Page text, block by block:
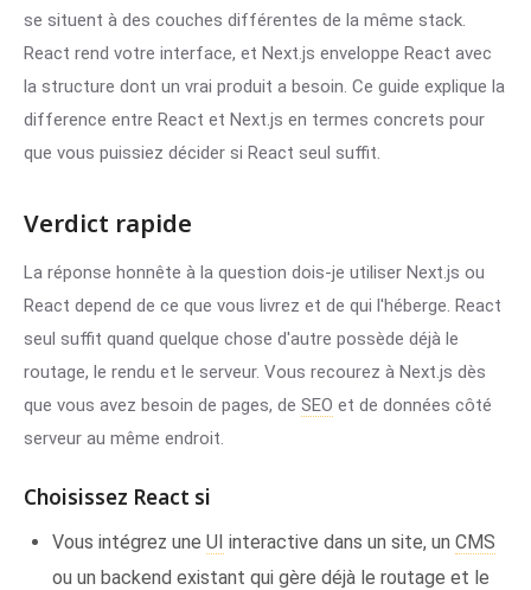
se situent à des couches différentes de la même stack.
React rend votre interface, et Next.js enveloppe React avec
la structure dont un vrai produit a besoin. Ce guide explique la
difference entre React et Next.js en termes concrets pour
que vous puissiez décider si React seul suffit.
Verdict rapide
La réponse honnête à la question dois-je utiliser Next.js ou
React depend de ce que vous livrez et de qui l'héberge. React
seul suffit quand quelque chose d'autre possède déjà le
routage, le rendu et le serveur. Vous recourez à Next.js dès
que vous avez besoin de pages, de SEO et de données côté
serveur au même endroit.
Choisissez React si
Vous intégrez une UI interactive dans un site, un CMS
ou un backend existant qui gère déjà le routage et le